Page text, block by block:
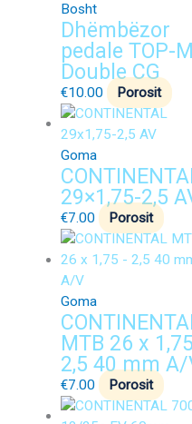
Bosht
Dhëmbëzor
pedale TOP-
Double CG
€10.00 Porosit
Goma
29×1,75-2,5
€7.00 Porosit
Goma
MTB 26 x
2,5 40 mm A/
€7.00 Porosit